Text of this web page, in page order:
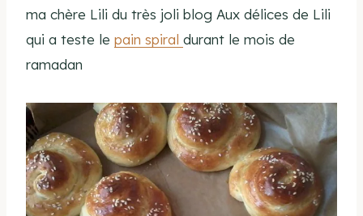
ma chère Lili du très joli blog Aux délices de Lili
qui a teste le pain spiral durant le mois de
ramadan